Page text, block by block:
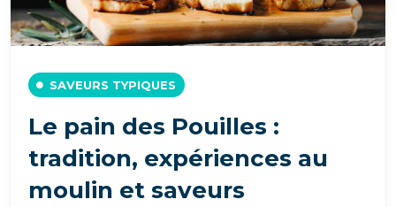
SAVEURS TYPIQUES
Le pain des Pouilles :
tradition, expériences au
moulin et saveurs